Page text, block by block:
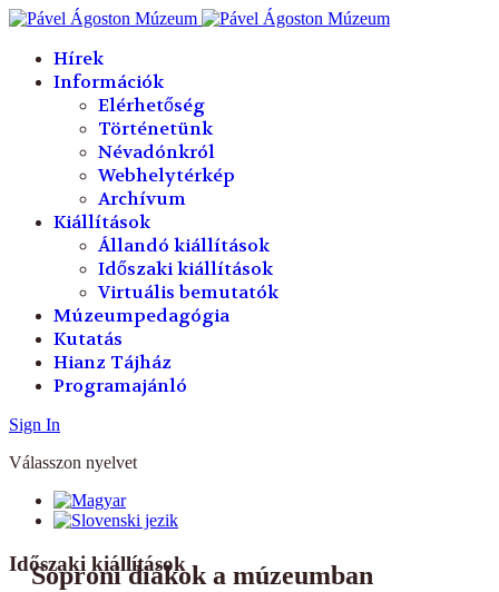
Hírek
Információk
Elérhetőség
Történetünk
Névadónkról
Webhelytérkép
Archívum
Kiállítások
Állandó kiállítások
Időszaki kiállítások
Virtuális bemutatók
Múzeumpedagógia
Kutatás
Hianz Tájház
Programajánló
Sign In
Válasszon nyelvet
Időszaki kiállítások
Soproni diákok a múzeumban
év
hónap
év
hónap